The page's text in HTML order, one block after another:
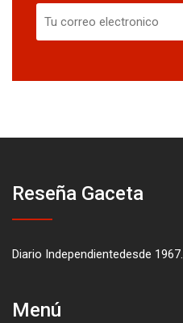
Reseña Gaceta
Diario Independientedesde 1967.
Menú